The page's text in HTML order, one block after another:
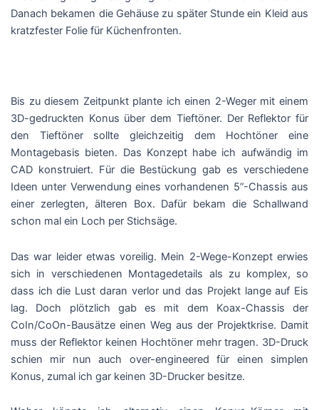
Danach bekamen die Gehäuse zu später Stunde ein Kleid aus
kratzfester Folie für Küchenfronten.
Bis zu diesem Zeitpunkt plante ich einen 2-Weger mit einem
3D-gedruckten Konus über dem Tieftöner. Der Reflektor für
den Tieftöner sollte gleichzeitig dem Hochtöner eine
Montagebasis bieten. Das Konzept habe ich aufwändig im
CAD konstruiert. Für die Bestückung gab es verschiedene
Ideen unter Verwendung eines vorhandenen 5”-Chassis aus
einer zerlegten, älteren Box. Dafür bekam die Schallwand
schon mal ein Loch per Stichsäge.
Das war leider etwas voreilig. Mein 2-Wege-Konzept erwies
sich in verschiedenen Montagedetails als zu komplex, so
dass ich die Lust daran verlor und das Projekt lange auf Eis
lag. Doch plötzlich gab es mit dem Koax-Chassis der
CoIn/CoOn-Bausätze einen Weg aus der Projektkrise. Damit
muss der Reflektor keinen Hochtöner mehr tragen. 3D-Druck
schien mir nun auch over-engineered für einen simplen
Konus, zumal ich gar keinen 3D-Drucker besitze.